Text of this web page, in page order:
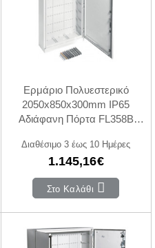
Ερμάριο Πολυεστερικό
2050x850x300mm IP65
Αδιάφανη Πόρτα FL358B
Διαθέσιμο 3 έως 10 Ημέρες
1.145,16€
Στο Καλάθι